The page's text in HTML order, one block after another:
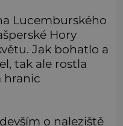
Lucemburského
Hory
Jak bohatlo a
tak ale rostla
hranic
o naleziště